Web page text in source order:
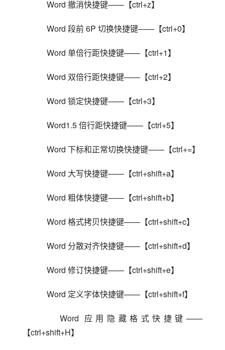
    Word 撤消快捷键——【ctrl+z】
    Word 段前 6P 切换快捷键——【ctrl+0】
    Word 单倍行距快捷键——【ctrl+1】
    Word 双倍行距快捷键——【ctrl+2】
    Word 锁定快捷键——【ctrl+3】
    Word1.5 倍行距快捷键——【ctrl+5】
    Word 下标和正常切换快捷键——【ctrl+=】
    Word 大写快捷键——【ctrl+shift+a】
    Word 粗体快捷键——【ctrl+shift+b】
    Word 格式拷贝快捷键——【ctrl+shift+c】
    Word 分散对齐快捷键——【ctrl+shift+d】
    Word 修订快捷键——【ctrl+shift+e】
    Word 定义字体快捷键——【ctrl+shift+f】
    Word 应用隐藏格式快捷键——
【ctrl+shift+H】